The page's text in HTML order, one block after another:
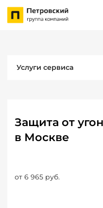
Услуги сервиса
Защита от
в Москве
от 6 965 руб.